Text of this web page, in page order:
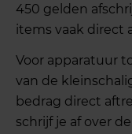
450 gelden
items vaak direct
Voor apparatuur
van de
bedrag direct
schrijf je af over